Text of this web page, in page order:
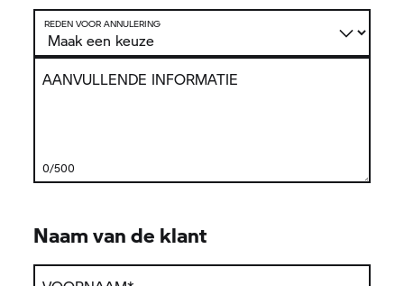
REDEN VOOR ANNULERING
AANVULLENDE INFORMATIE
0/500
Naam van de klant